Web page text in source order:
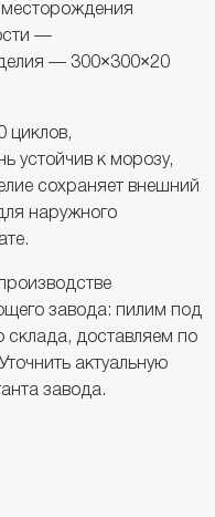
месторождения
—
— 300×300×20
циклов,
устойчив к морозу,
сохраняет внешний
наружного
завода: пилим под
склада, доставляем по
актуальную
завода.